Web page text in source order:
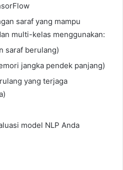
saraf yang mampu
multi-kelas menggunakan:
saraf berulang)
jangka pendek panjang)
yang terjaga
model NLP Anda